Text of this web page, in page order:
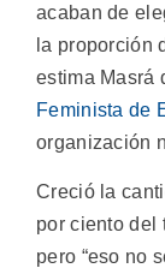
acaban de
la proporción
estima Masrá
Feminista de
organización
Creció la
por ciento del
pero “eso no